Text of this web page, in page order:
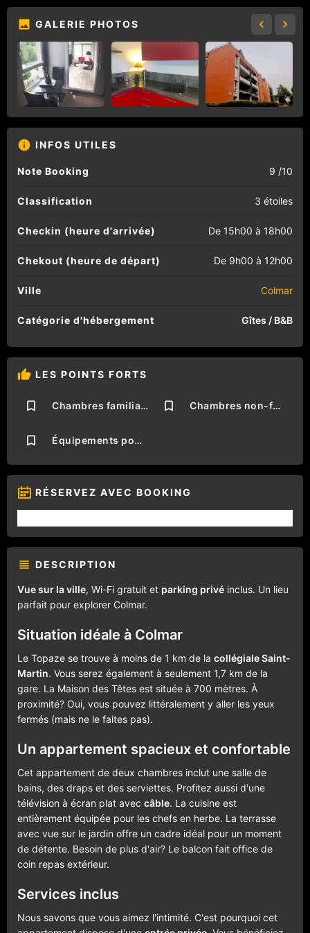
GALERIE PHOTOS
INFOS UTILES
Note Booking 9 /10
Classification 3 étoiles
Checkin (heure d'arrivée) De 15h00 à 18h00
Chekout (heure de départ) De 9h00 à 12h00
Ville Colmar
Catégorie d'hébergement Gîtes / B&B
LES POINTS FORTS
Chambres familiales Chambres non-fumeurs
Équipements pour les personnes handicapées
RÉSERVEZ AVEC BOOKING
DESCRIPTION
Vue sur la ville, Wi-Fi gratuit et parking privé inclus. Un lieu
parfait pour explorer Colmar.
Situation idéale à Colmar
Le Topaze se trouve à moins de 1 km de la collégiale Saint-
Martin. Vous serez également à seulement 1,7 km de la
gare. La Maison des Têtes est située à 700 mètres. À
proximité? Oui, vous pouvez littéralement y aller les yeux
fermés (mais ne le faites pas).
Un appartement spacieux et confortable
Cet appartement de deux chambres inclut une salle de
bains, des draps et des serviettes. Profitez aussi d'une
télévision à écran plat avec câble. La cuisine est
entièrement équipée pour les chefs en herbe. La terrasse
avec vue sur le jardin offre un cadre idéal pour un moment
de détente. Besoin de plus d'air? Le balcon fait office de
coin repas extérieur.
Services inclus
Nous savons que vous aimez l'intimité. C'est pourquoi cet